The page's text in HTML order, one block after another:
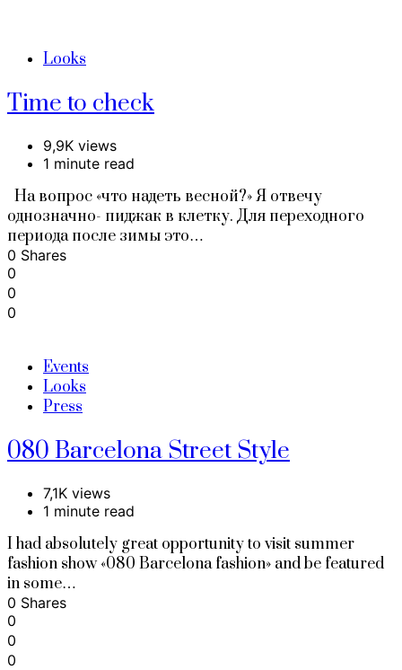
Looks
Time to check
9,9K views
1 minute read
На вопрос «что надеть весной?» Я отвечу
однозначно- пиджак в клетку. Для переходного
периода после зимы это…
0 Shares
0
0
0
Events
Looks
Press
080 Barcelona Street Style
7,1K views
1 minute read
I had absolutely great opportunity to visit summer
fashion show «080 Barcelona fashion» and be featured
in some…
0 Shares
0
0
0